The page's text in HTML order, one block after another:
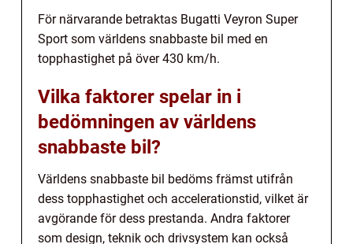
För närvarande betraktas Bugatti Veyron Super
Sport som världens snabbaste bil med en
topphastighet på över 430 km/h.
Vilka faktorer spelar in i
bedömningen av världens
snabbaste bil?
Världens snabbaste bil bedöms främst utifrån
dess topphastighet och accelerationstid, vilket är
avgörande för dess prestanda. Andra faktorer
som design, teknik och drivsystem kan också